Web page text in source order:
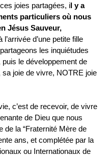
joies partagées, il y a
particuliers où nous
Jésus Sauveur,
d’une petite fille
les inquiétudes
le développement de
joie de vivre, NOTRE joie
c’est de recevoir, de vivre
de Dieu que nous
de la “Fraternité Mère de
ans, et complétée par la
ou Internationaux de